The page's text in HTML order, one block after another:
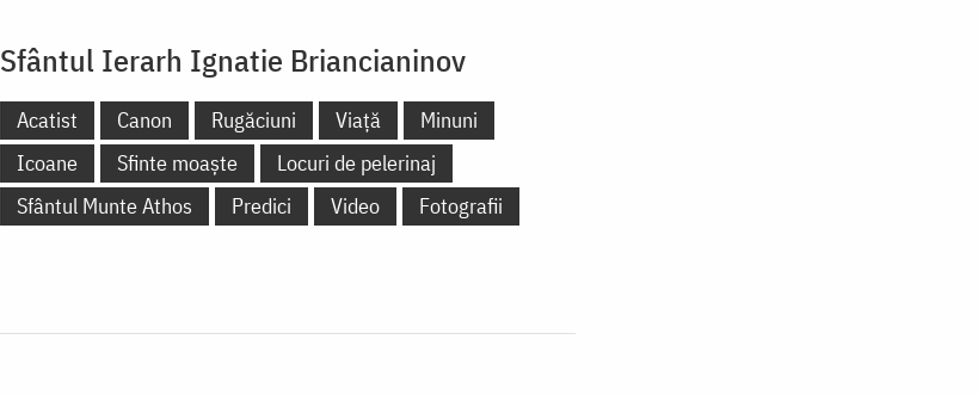
Sfântul Ierarh Ignatie Briancianinov
Acatist Canon Rugăciuni Viață
Minuni
Icoane
Sfinte moaște
Locuri de pelerinaj
Sfântul Munte Athos
Predici Video Fotografii